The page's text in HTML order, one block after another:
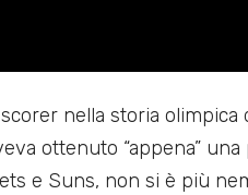
nella storia olimpica
ottenuto “appena”
e Suns, non si è più